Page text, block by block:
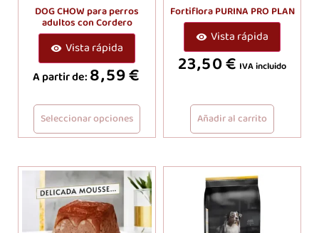
DOG CHOW para perros
adultos con Cordero
Vista rápida
A partir de: 8,59€
Seleccionar opciones
Fortiflora PURINA PRO PLAN
Vista rápida
23,50€ IVA incluido
Añadir al carrito